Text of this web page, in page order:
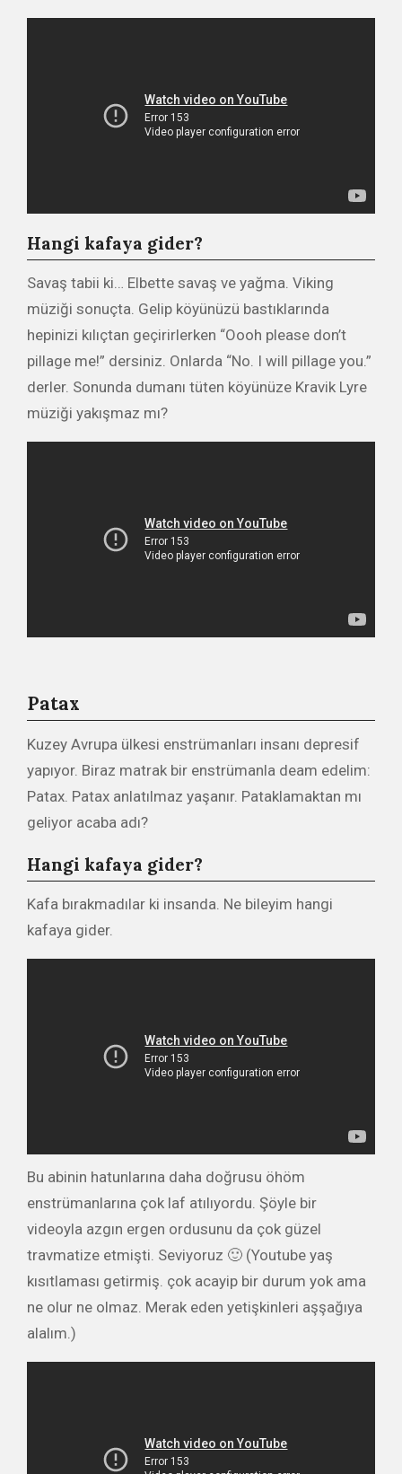
Hangi kafaya gider?
Savaş tabii ki… Elbette savaş ve yağma. Viking
müziği sonuçta. Gelip köyünüzü bastıklarında
hepinizi kılıçtan geçirirlerken “Oooh please don’t
pillage me!” dersiniz. Onlarda “No. I will pillage you.”
derler. Sonunda dumanı tüten köyünüze Kravik Lyre
müziği yakışmaz mı?
Patax
Kuzey Avrupa ülkesi enstrümanları insanı depresif
yapıyor. Biraz matrak bir enstrümanla deam edelim:
Patax. Patax anlatılmaz yaşanır. Pataklamaktan mı
geliyor acaba adı?
Hangi kafaya gider?
Kafa bırakmadılar ki insanda. Ne bileyim hangi
kafaya gider.
Bu abinin hatunlarına daha doğrusu öhöm
enstrümanlarına çok laf atılıyordu. Şöyle bir
videoyla azgın ergen ordusunu da çok güzel
travmatize etmişti. Seviyoruz 🙂 (Youtube yaş
kısıtlaması getirmiş. çok acayip bir durum yok ama
ne olur ne olmaz. Merak eden yetişkinleri aşşağıya
alalım.)